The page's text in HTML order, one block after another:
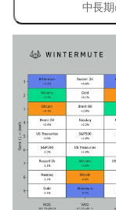
中長